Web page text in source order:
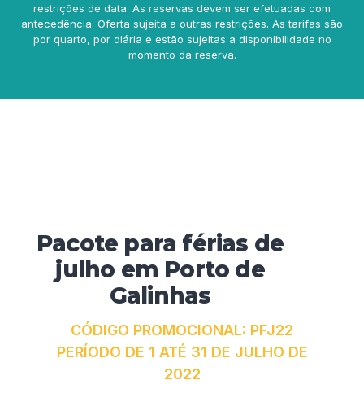
restrições de data. As reservas devem ser efetuadas com
antecedência. Oferta sujeita a outras restrições. As tarifas são
por quarto, por diária e estão sujeitas a disponibilidade no
momento da reserva.
Pacote para férias de
julho em Porto de
Galinhas
CÓDIGO PROMOCIONAL: PFJ22
PERÍODO DE 1 ATÉ 31 DE JULHO DE
2022